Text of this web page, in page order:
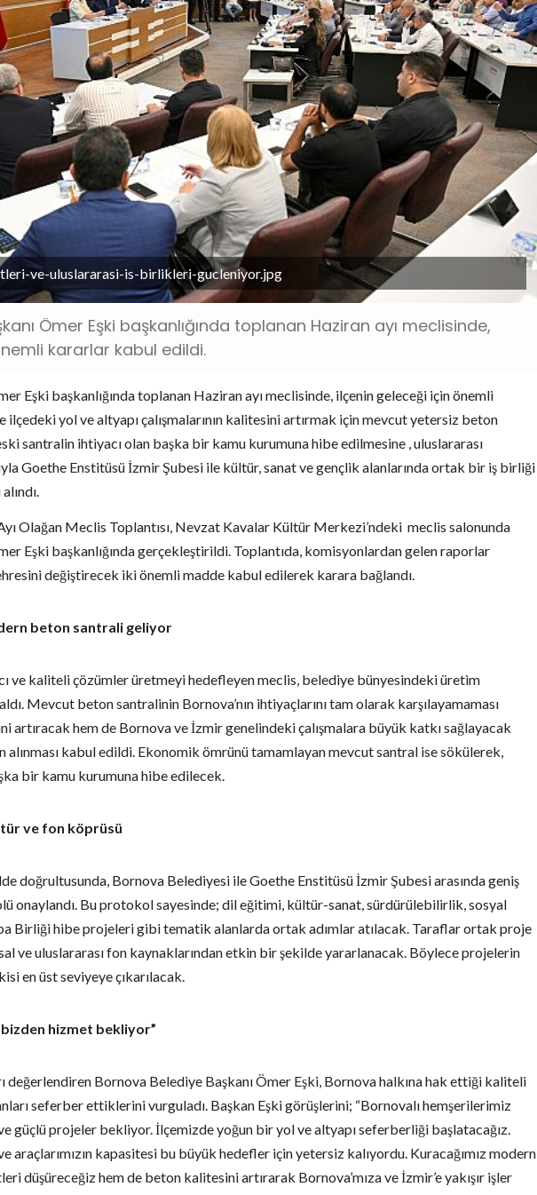
ve-uluslararasi-is-birlikleri-gucleniyor.jpg
Ömer Eşki başkanlığında toplanan Haziran ayı meclisinde,
kararlar kabul edildi.
Eşki başkanlığında toplanan Haziran ayı meclisinde, ilçenin geleceği için önemli
yol ve altyapı çalışmalarının kalitesini artırmak için mevcut yetersiz beton
santralin ihtiyacı olan başka bir kamu kurumuna hibe edilmesine , uluslararası
Goethe Enstitüsü İzmir Şubesi ile kültür, sanat ve gençlik alanlarında ortak bir iş birliği
Olağan Meclis Toplantısı, Nevzat Kavalar Kültür Merkezi’ndeki meclis salonunda
Eşki başkanlığında gerçekleştirildi. Toplantıda, komisyonlardan gelen raporlar
değiştirecek iki önemli madde kabul edilerek karara bağlandı.
beton santrali geliyor
ve kaliteli çözümler üretmeyi hedefleyen meclis, belediye bünyesindeki üretim
Mevcut beton santralinin Bornova’nın ihtiyaçlarını tam olarak karşılayamaması
artıracak hem de Bornova ve İzmir genelindeki çalışmalara büyük katkı sağlayacak
alınması kabul edildi. Ekonomik ömrünü tamamlayan mevcut santral ise sökülerek,
bir kamu kurumuna hibe edilecek.
ve fon köprüsü
doğrultusunda, Bornova Belediyesi ile Goethe Enstitüsü İzmir Şubesi arasında geniş
onaylandı. Bu protokol sayesinde; dil eğitimi, kültür-sanat, sürdürülebilirlik, sosyal
Birliği hibe projeleri gibi tematik alanlarda ortak adımlar atılacak. Taraflar ortak proje
ve uluslararası fon kaynaklarından etkin bir şekilde yararlanacak. Böylece projelerin
en üst seviyeye çıkarılacak.
bizden hizmet bekliyor”
değerlendiren Bornova Belediye Başkanı Ömer Eşki, Bornova halkına hak ettiği kaliteli
seferber ettiklerini vurguladı. Başkan Eşki görüşlerini; “Bornovalı hemşerilerimiz
güçlü projeler bekliyor. İlçemizde yoğun bir yol ve altyapı seferberliği başlatacağız.
araçlarımızın kapasitesi bu büyük hedefler için yetersiz kalıyordu. Kuracağımız modern
düşüreceğiz hem de beton kalitesini artırarak Bornova’mıza ve İzmir’e yakışır işler